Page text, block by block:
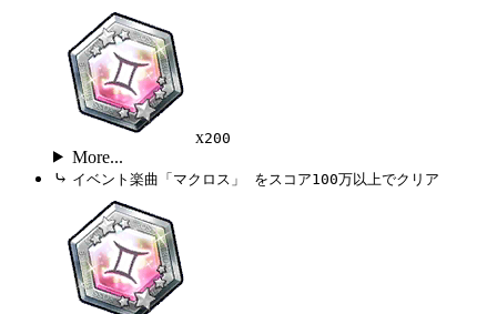
x200
More...
⤷ イベント楽曲「マクロス」 をスコア100万以上でクリア